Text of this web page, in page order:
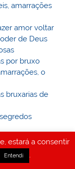
amarrações
amor voltar
de Deus
por bruxo
o
bruxarias de
branca ?
estará a consentir
Entendi .